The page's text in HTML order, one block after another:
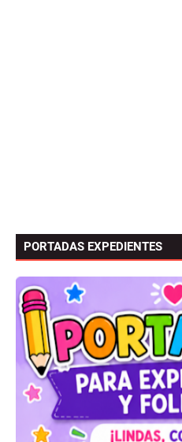
PORTADAS EXPEDIENTES